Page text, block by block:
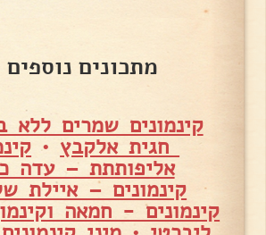
מתכונים נוספים
קינמונים שמרים ללא
חגית אלקבץ •
אליפותתת – עדה
קינמונים – איילת
קינמונים - חמאה